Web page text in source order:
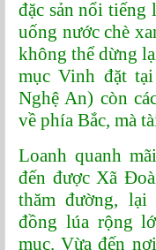
đặc sản nổi
uống nước chè
không thể dừng
mục Vinh đặt
Nghệ An) còn
về phía Bắc, mà
Loanh quanh
đến được Xã
thăm đường, lại
đồng lúa rộng
mục. Vừa đến